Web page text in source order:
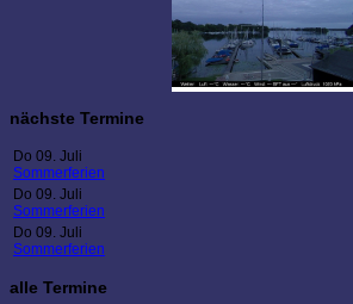
nächste Termine
Do 09. Juli
Sommerferien
Do 09. Juli
Sommerferien
Do 09. Juli
Sommerferien
alle Termine